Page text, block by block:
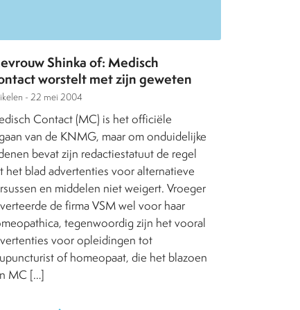
Shinka of: Medisch
worstelt met zijn geweten
- 22 mei 2004
Contact (MC) is het officiële
van de KNMG, maar om onduidelijke
bevat zijn redactiestatuut de regel
het blad advertenties voor alternatieve
en middelen niet weigert. Vroeger
de firma VSM wel voor haar
tegenwoordig zijn het vooral
voor opleidingen tot
of homeopaat, die het blazoen
MC […]